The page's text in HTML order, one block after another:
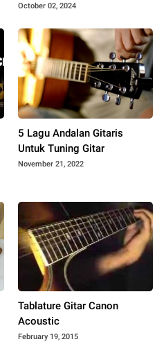
October 02, 2024
5 Lagu Andalan Gitaris
Untuk Tuning Gitar
November 21, 2022
Tablature Gitar Canon
Acoustic
February 19, 2015